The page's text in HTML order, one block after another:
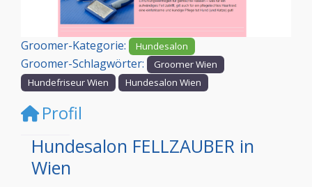
Groomer-Kategorie: Hundesalon
Groomer-Schlagwörter:
Groomer Wien
Hundefriseur Wien
Hundesalon Wien
Profil
Hundesalon FELLZAUBER in
Wien